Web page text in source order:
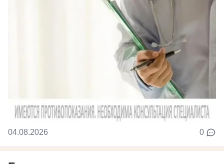
04.08.2026 0